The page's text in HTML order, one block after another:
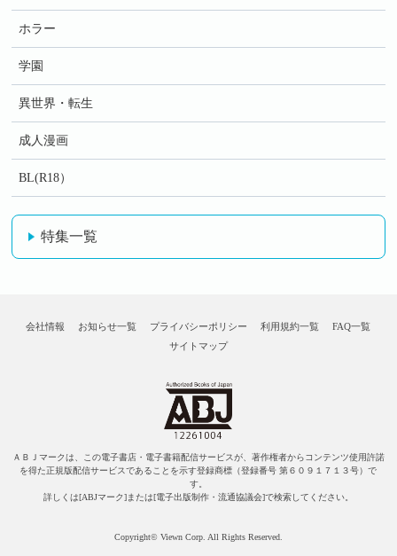
ホラー
学園
異世界・転生
成人漫画
BL(R18）
特集一覧
会社情報 お知らせ一覧 プライバシーポリシー 利用規約一覧
FAQ一覧
サイトマップ
ＡＢＪマークは、この電子書店・電子書籍配信サービスが、著作権者からコンテンツ使用許諾
を得た正規版配信サービスであることを示す登録商標（登録番号 第６０９１７１３号）で
す。
詳しくは[ABJマーク]または[電子出版制作・流通協議会]で検索してください。
Copyright© Viewn Corp. All Rights Reserved.